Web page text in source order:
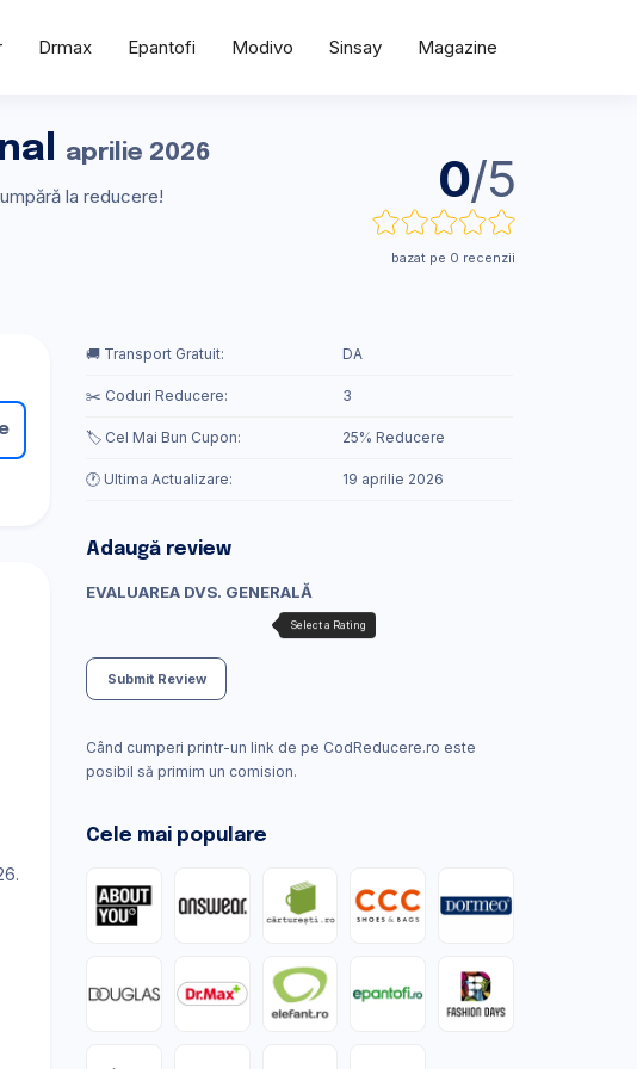
Drmax Epantofi Modivo Sinsay Magazine
aprilie 2026
la reducere! 0/5
bazat pe 0 recenzii
🚚 Transport Gratuit: DA
✂️ Coduri Reducere: 3
🏷️ Cel Mai Bun Cupon: 25% Reducere
🕐 Ultima Actualizare: 19 aprilie 2026
Adaugă review
EVALUAREA DVS. GENERALĂ
Submit Review
Când cumperi printr-un link de pe CodReducere.ro este
posibil să primim un comision.
Cele mai populare